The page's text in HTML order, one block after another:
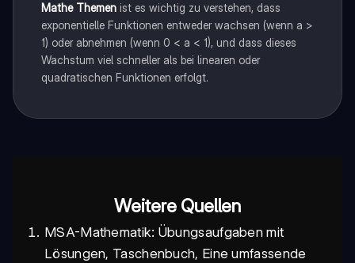
Mathe Themenist es wichtig zu verstehen, dass
exponentielle Funktionen entweder wachsen (wenn a >
1) oder abnehmen (wenn 0 < a < 1), und dass dieses
Wachstum viel schneller als bei linearen oder
quadratischen Funktionen erfolgt.
Weitere Quellen
MSA-Mathematik: Übungsaufgaben mit
Lösungen, Taschenbuch, Eine umfassende